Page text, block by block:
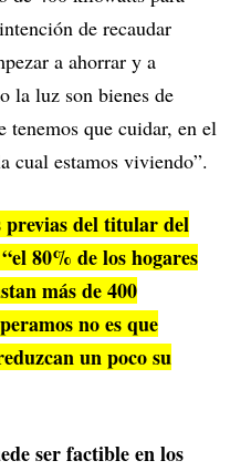
de recaudar
a ahorrar y a
la luz son bienes de
que cuidar, en el
cual estamos viviendo”.
previas del titular del
80% de los hogares
más de 400
no es que
un poco su
ser factible en los